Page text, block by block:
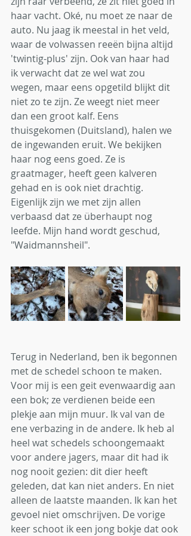
haar vacht. Oké, nu moet ze naar de
auto. Nu jaag ik meestal in het veld,
waar de volwassen reeën bijna altijd
'twintig-plus' zijn. Ook van haar had
ik verwacht dat ze wel wat zou
wegen, maar eens opgetild blijkt dit
niet zo te zijn. Ze weegt niet meer
dan een groot kalf. Eens
thuisgekomen (Duitsland), halen we
de ingewanden eruit. We bekijken
haar nog eens goed. Ze is
graatmager, heeft geen kalveren
gehad en is ook niet drachtig.
Eigenlijk zijn we met zijn allen
verbaasd dat ze überhaupt nog
leefde. Mijn hand wordt geschud,
"Waidmannsheil".
Terug in Nederland, ben ik begonnen
met de schedel schoon te maken.
Voor mij is een geit evenwaardig aan
een bok; ze verdienen beide een
plekje aan mijn muur. Ik val van de
ene verbazing in de andere. Ik heb al
heel wat schedels schoongemaakt
voor andere jagers, maar dit had ik
nog nooit gezien: dit dier heeft
geleden, dat kan niet anders. En niet
alleen de laatste maanden. Ik kan het
gevoel niet omschrijven. De vorige
keer schoot ik een jong bokje dat ook